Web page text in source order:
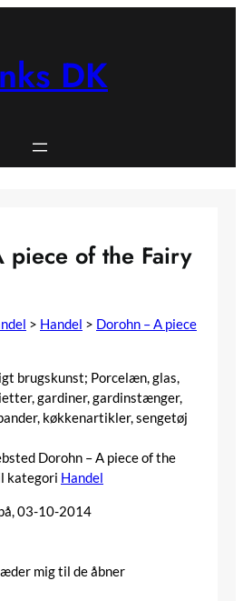
DK
piece of the Fairy
> Handel > Dorohn – A piece
brugskunst; Porcelæn, glas,
gardiner, gardinstænger,
køkkenartikler, sengetøj
Dorohn – A piece of the
kategori Handel
03-10-2014
mig til de åbner